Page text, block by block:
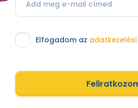
Elfogadom az